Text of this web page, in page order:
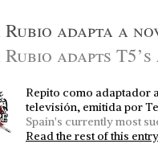
Rubio adapta a
adapts T5’s
Repito como adaptador
televisión, emitida por
Spain's currently most
Read the rest of this